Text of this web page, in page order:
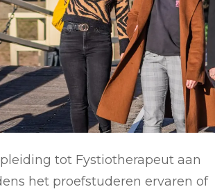
tot Fystiotherapeut aan
het proefstuderen ervaren of